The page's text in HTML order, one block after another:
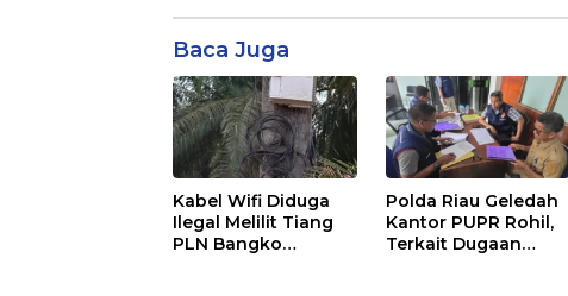
Baca Juga
Kabel Wifi Diduga
Ilegal Melilit Tiang
PLN Bangko
Polda Riau Geledah
Kantor PUPR Rohil,
Terkait Dugaan